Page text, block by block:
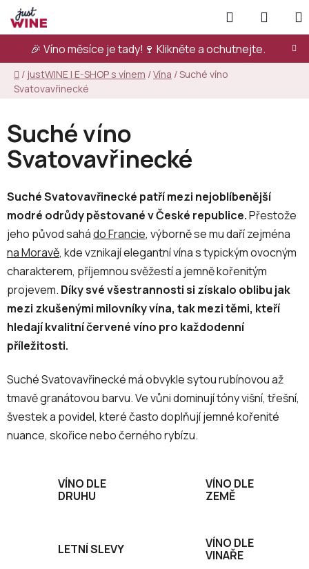
Přejít
na
obsah
🎉 Víno měsíce je tady!🍷 Klikněte a ochutnejte.
Hledat
KOŠÍK
Domů
/ justWINE | E-SHOP s vínem /Vína /Suché víno
Svatovavřinecké
Suché víno
Svatovavřinecké
Suché Svatovavřinecké patří mezi nejoblíbenější
modré odrůdy pěstované v České republice.Přestože
jeho původ sahádo Francie, výborně se mu daří zejména
na Moravě, kde vznikají elegantní vína s typickým ovocným
charakterem, příjemnou svěžestí a jemně kořenitým
projevem. Díky své všestrannosti si získalo oblibu jak
mezi zkušenými milovníky vína, tak mezi těmi, kteří
hledají kvalitní červené víno pro každodenní
příležitosti.
Suché Svatovavřinecké má obvykle sytou rubínovou až
tmavě granátovou barvu. Ve vůni dominují tóny višní, třešní,
švestek a povidel, které často doplňují jemné kořenité
nuance, skořice nebo černého rybízu.
VÍNO DLE
DRUHU
VÍNO DLE
ZEMĚ
LETNÍ SLEVY
VÍNO DLE
VINAŘE